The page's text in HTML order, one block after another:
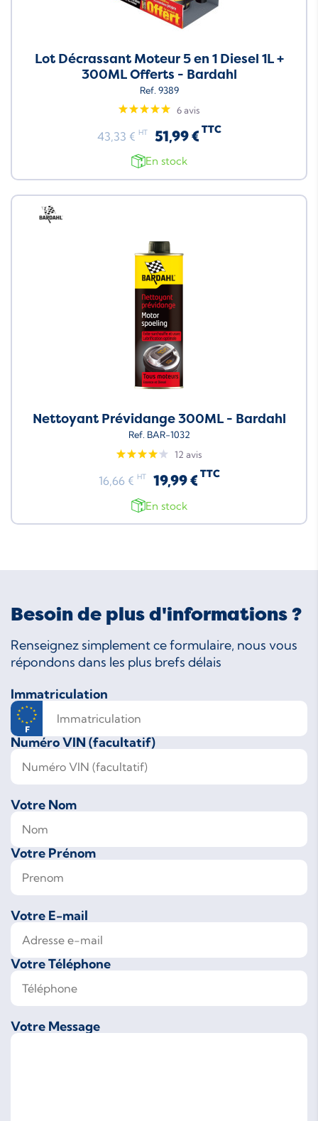
Lot Décrassant Moteur 5 en 1 Diesel 1L +
300ML Offerts - Bardahl
Ref. 9389
6 avis
43,33 € HT 51,99 € TTC
En stock
Neuf
Nettoyant Prévidange 300ML - Bardahl
Ref. BAR-1032
12 avis
16,66 € HT 19,99 € TTC
En stock
Besoin de plus d'informations ?
Renseignez simplement ce formulaire, nous vous
répondons dans les plus brefs délais
Immatriculation
Numéro VIN (facultatif)
Votre Nom
Votre Prénom
Votre E-mail
Votre Téléphone
Votre Message